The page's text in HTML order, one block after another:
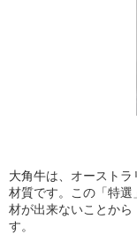
大角牛は、オースト
材質です。この「特
材が出来ないことから
す。